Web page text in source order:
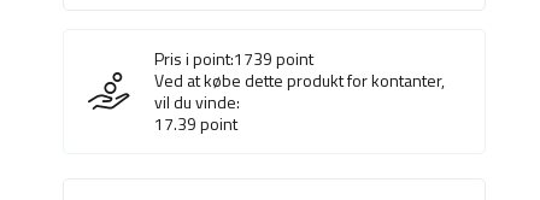
Pris i point:1739point
Ved at købe dette produkt for kontanter,
vil du vinde:
17.39point